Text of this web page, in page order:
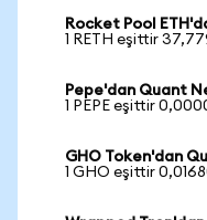
Rocket Pool
1 RETH eşittir
Pepe'dan Quant
1 PEPE eşittir
GHO Token'dan
1 GHO eşittir